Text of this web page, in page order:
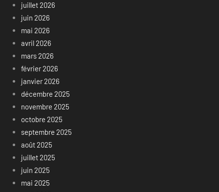
juillet 2026
juin 2026
mai 2026
avril 2026
mars 2026
février 2026
janvier 2026
décembre 2025
novembre 2025
octobre 2025
septembre 2025
août 2025
juillet 2025
juin 2025
mai 2025